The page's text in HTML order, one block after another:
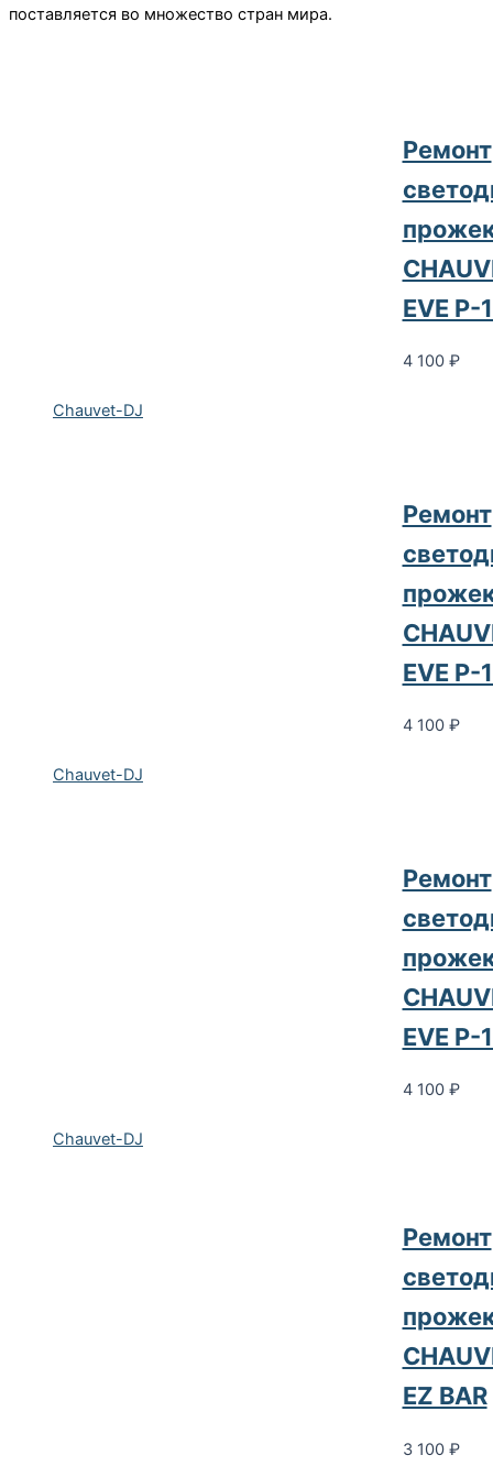
поставляется во множество стран мира.
Chauvet-DJ
Ремонт
EVE
4 100 ₽
Chauvet-DJ
Ремонт
EVE P-
4 100 ₽
Chauvet-DJ
Ремонт
EVE P-
4 100 ₽
Ремонт
EZ BAR
3 100 ₽